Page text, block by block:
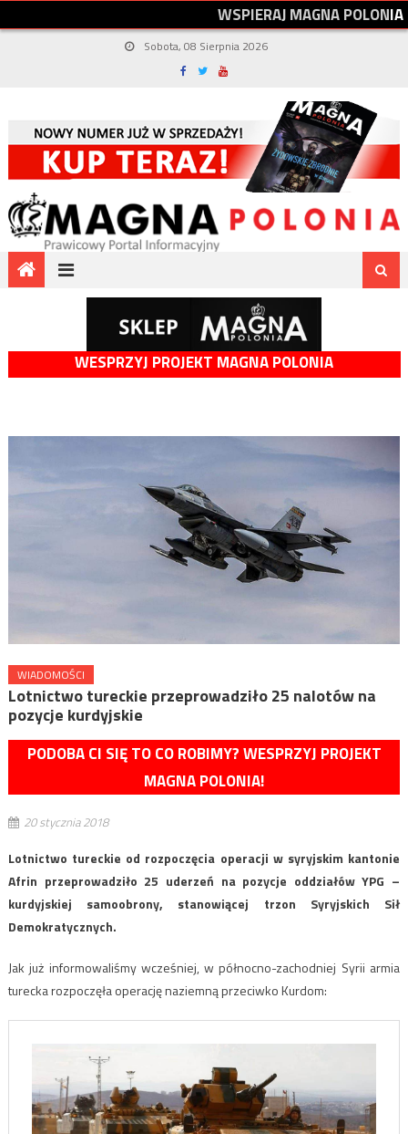
WSPIERAJMAGNAPOLONIA
Sobota, 08 Sierpnia 2026
WESPRZYJ PROJEKT MAGNA POLONIA
WIADOMOŚCI
Lotnictwo tureckie przeprowadziło 25 nalotów na
pozycje kurdyjskie
PODOBA CI SIĘ TO CO ROBIMY? WESPRZYJ PROJEKT
MAGNA POLONIA!
20 stycznia 2018
Lotnictwo tureckie od rozpoczęcia operacji w syryjskim kantonie
Afrin przeprowadziło 25 uderzeń na pozycje oddziałów YPG –
kurdyjskiej samoobrony, stanowiącej trzon Syryjskich Sił
Demokratycznych.
Jak już informowaliśmy wcześniej, w północno-zachodniej Syrii armia
turecka rozpoczęła operację naziemną przeciwko Kurdom: